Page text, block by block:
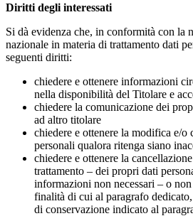
Diritti degli interessati
Si dà evidenza che, in conformità con la
nazionale in materia di trattamento dati
seguenti diritti:
chiedere e ottenere informazioni
nella disponibilità del Titolare e
chiedere la comunicazione dei
ad altro titolare
chiedere e ottenere la modifica e/o
personali qualora ritenga siano
chiedere e ottenere la
trattamento – dei propri dati
informazioni non necessari – o
finalità di cui al paragrafo
di conservazione indicato al